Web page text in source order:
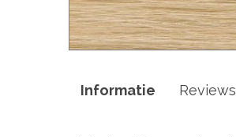
Informatie Reviews